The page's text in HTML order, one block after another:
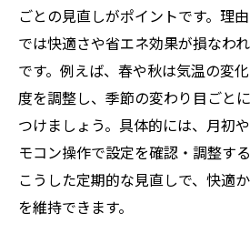
ごとの見直しがポイントです。理
では快適さや省エネ効果が損なわ
です。例えば、春や秋は気温の変
度を調整し、季節の変わり目ごと
つけましょう。具体的には、月初
モコン操作で設定を確認・調整す
こうした定期的な見直しで、快適
を維持できます。